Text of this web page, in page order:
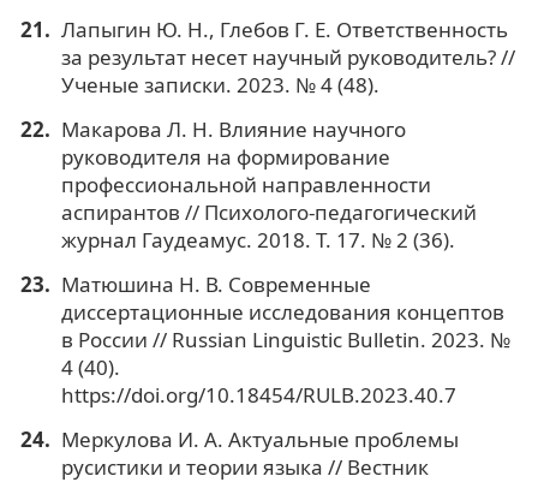
Лапыгин Ю. Н., Глебов Г. Е. Ответственность
за результат несет научный руководитель? //
Ученые записки. 2023. № 4 (48).
Макарова Л. Н. Влияние научного
руководителя на формирование
профессиональной направленности
аспирантов // Психолого-педагогический
журнал Гаудеамус. 2018. Т. 17. № 2 (36).
Матюшина Н. В. Современные
диссертационные исследования концептов
в России // Russian Linguistic Bulletin. 2023. №
4 (40).
https://doi.org/10.18454/RULB.2023.40.7
Меркулова И. А. Актуальные проблемы
русистики и теории языка // Вестник